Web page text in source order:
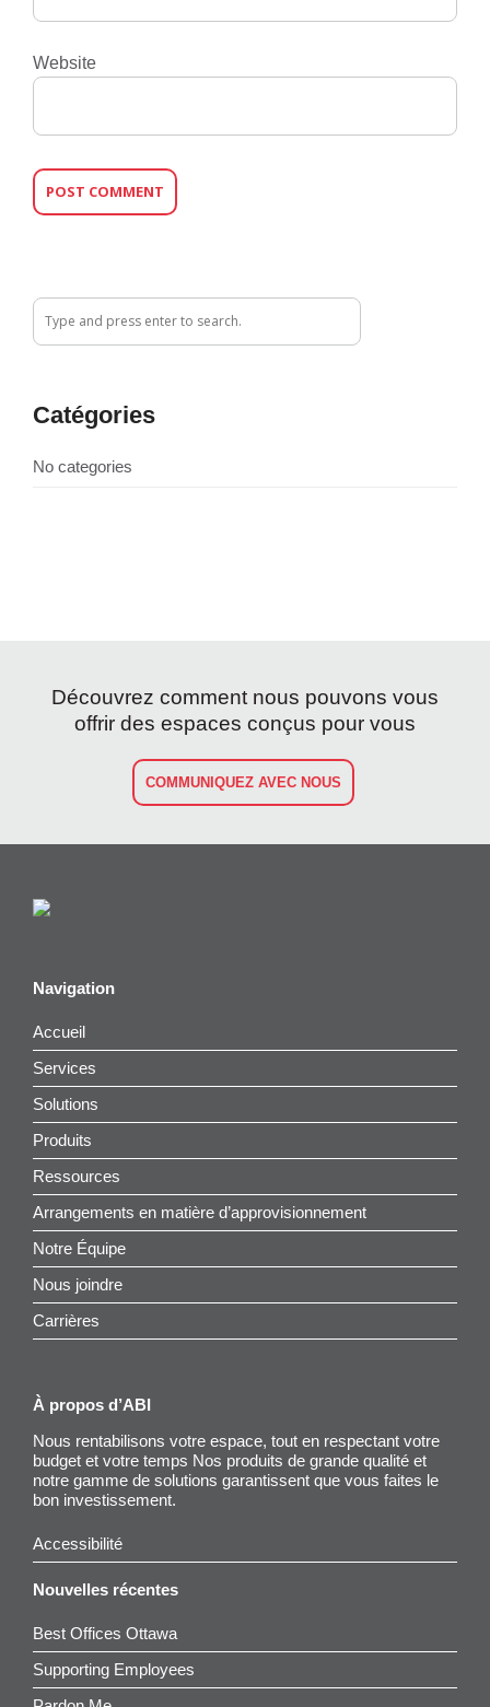
Website
Catégories
No categories
Découvrez comment nous pouvons vous
offrir des espaces conçus pour vous
COMMUNIQUEZ AVEC NOUS
Navigation
Accueil
Services
Solutions
Produits
Ressources
Arrangements en matière d’approvisionnement
Notre Équipe
Nous joindre
Carrières
À propos d’ABI
Nous rentabilisons votre espace, tout en respectant votre
budget et votre temps Nos produits de grande qualité et
notre gamme de solutions garantissent que vous faites le
bon investissement.
Accessibilité
Nouvelles récentes
Best Offices Ottawa
Supporting Employees